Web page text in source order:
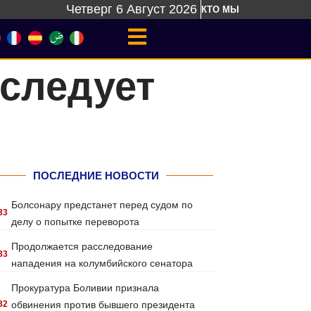
Четверг 6 Август 2026 КТО МЫ
ПОСЛЕДНИЕ НОВОСТИ
Болсонару предстанет перед судом по
делу о попытке переворота
Продолжается расследование
нападения на колумбийского сенатора
Прокуратура Боливии признала
обвинения против бывшего президента